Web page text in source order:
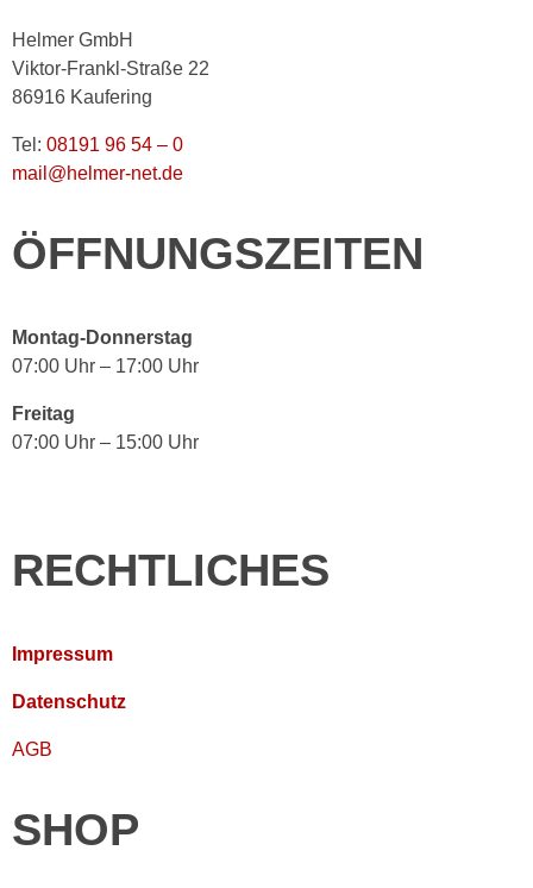
Helmer GmbH
Viktor-Frankl-Straße 22
86916 Kaufering
Tel: 08191 96 54 – 0
mail@helmer-net.de
ÖFFNUNGSZEITEN
Montag-Donnerstag
07:00 Uhr – 17:00 Uhr
Freitag
07:00 Uhr – 15:00 Uhr
RECHTLICHES
Impressum
Datenschutz
AGB
SHOP